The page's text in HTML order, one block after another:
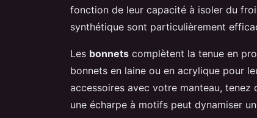
fonction de leur capacité à isoler du
synthétique sont particulièrement
Les bonnets complètent la tenue en
bonnets en laine ou en acrylique pour
accessoires avec votre manteau,
une écharpe à motifs peut dynamiser